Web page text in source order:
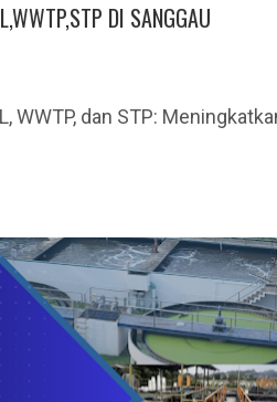
DI SANGGAU
WWTP, dan STP: